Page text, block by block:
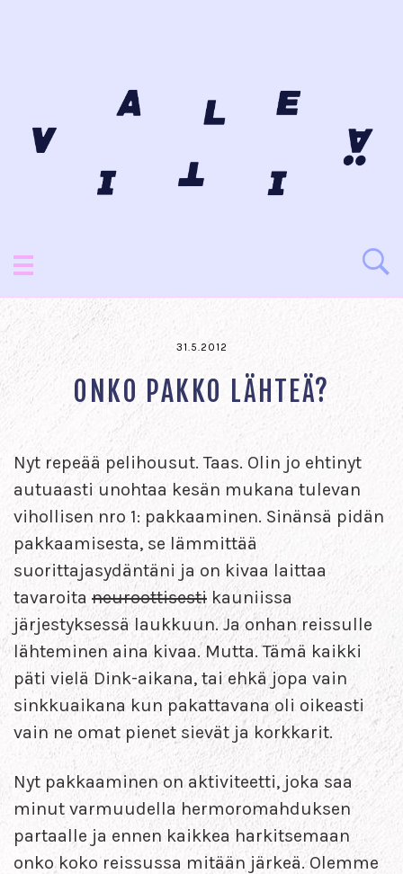
31.5.2012
ONKO PAKKO LÄHTEÄ?
Nyt repeää pelihousut. Taas. Olin jo ehtinyt
autuaasti unohtaa kesän mukana tulevan
vihollisen nro 1: pakkaaminen. Sinänsä pidän
pakkaamisesta, se lämmittää
suorittajasydäntäni ja on kivaa laittaa
tavaroita neuroottisesti kauniissa
järjestyksessä laukkuun. Ja onhan reissulle
lähteminen aina kivaa. Mutta. Tämä kaikki
päti vielä Dink-aikana, tai ehkä jopa vain
sinkkuaikana kun pakattavana oli oikeasti
vain ne omat pienet sievät ja korkkarit.
Nyt pakkaaminen on aktiviteetti, joka saa
minut varmuudella hermoromahduksen
partaalle ja ennen kaikkea harkitsemaan
onko koko reissussa mitään järkeä. Olemme